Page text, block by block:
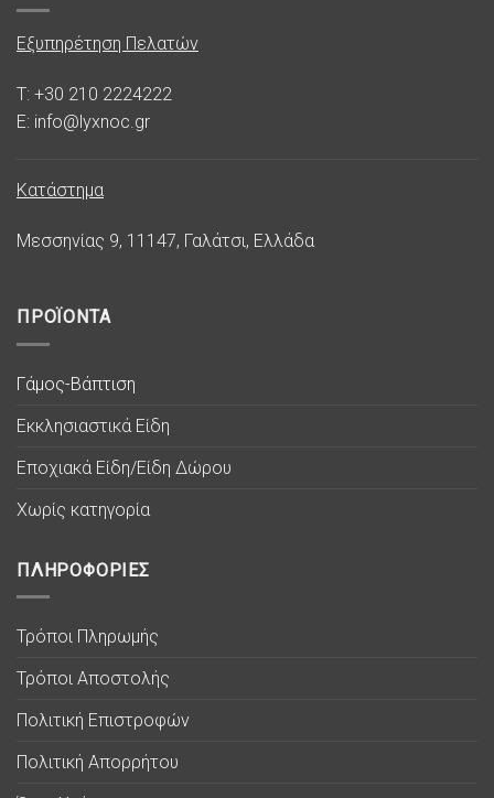
Εξυπηρέτηση Πελατών
T: +30 210 2224222
E: info@lyxnoc.gr
Κατάστημα
Μεσσηνίας 9, 11147, Γαλάτσι, Ελλάδα
ΠΡΟΪΟΝΤΑ
Γάμος-Βάπτιση
Εκκλησιαστικά Είδη
Εποχιακά Είδη/Είδη Δώρου
Χωρίς κατηγορία
ΠΛΗΡΟΦΟΡΙΕΣ
Τρόποι Πληρωμής
Τρόποι Αποστολής
Πολιτική Επιστροφών
Πολιτική Απορρήτου